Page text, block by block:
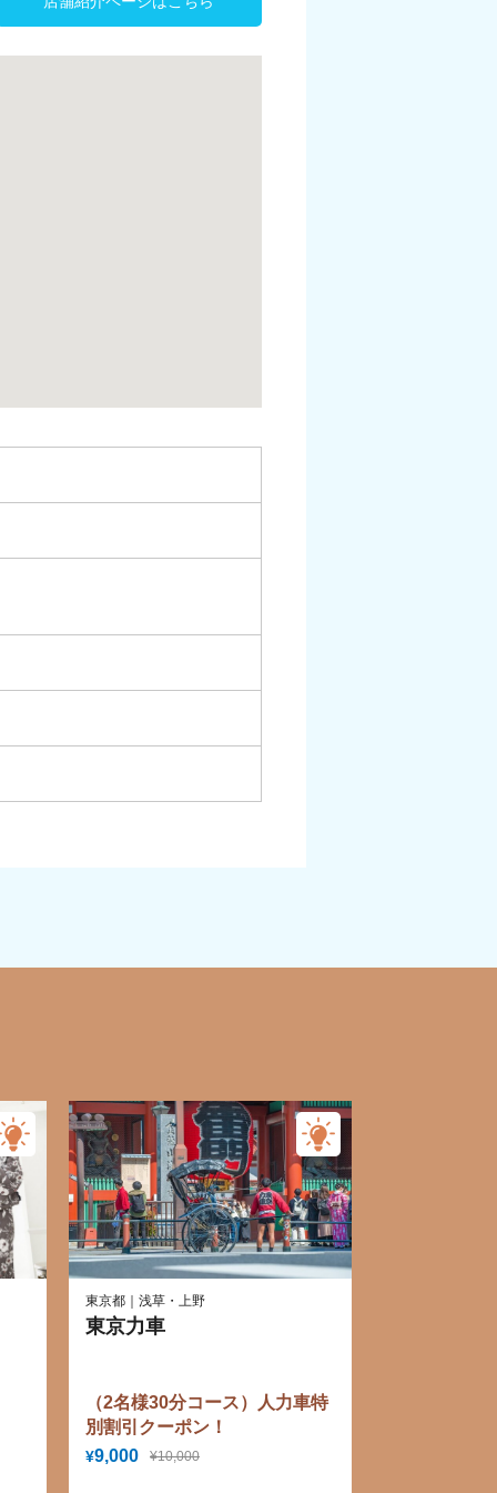
東京都｜浅草・上野
東京力車
（2名様30分コース）人力車特
別割引クーポン！
¥9,000 ¥10,000